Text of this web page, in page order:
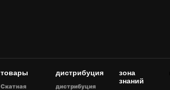
товары
Скатная
дистрибуция
дистрибуция
зона
знаний